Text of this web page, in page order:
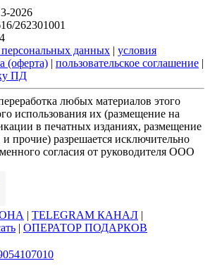
2026
262301001
данных | условия
(оферта) | пользовательское соглашение |
ПД
любых материалов этого
использования их (размещение на
в печатных изданиях, размещение
прочие) разрешается исключительно
согласия от руководителя ООО
| TELEGRAM КАНАЛ |
| ОПЕРАТОР ПОДАРКОВ